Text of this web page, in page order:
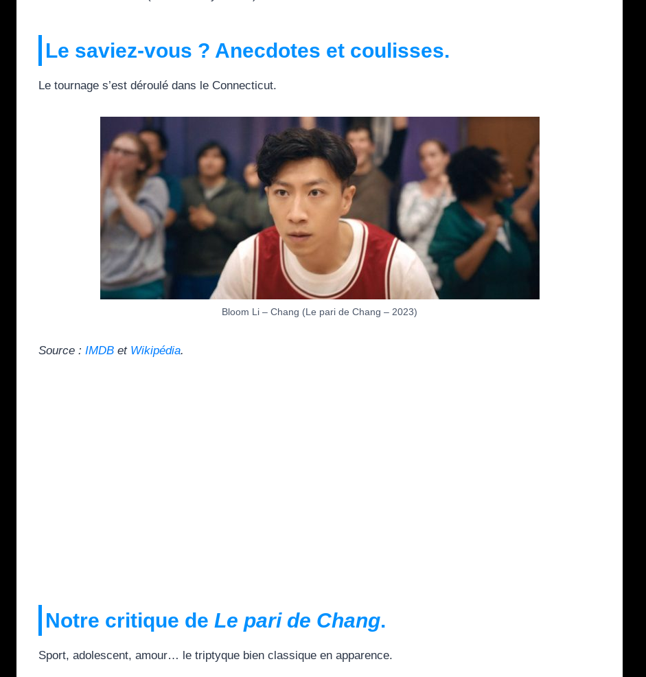
Le saviez-vous ? Anecdotes et coulisses.
Le tournage s’est déroulé dans le Connecticut.
Bloom Li – Chang (Le pari de Chang – 2023)
Source : IMDB et Wikipédia.
Notre critique de Le pari de Chang.
Sport, adolescent, amour… le triptyque bien classique en apparence.